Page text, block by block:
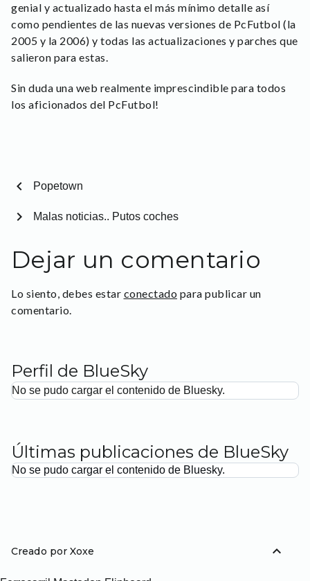
genial y actualizado hasta el más mínimo detalle así
como pendientes de las nuevas versiones de PcFutbol (la
2005 y la 2006) y todas las actualizaciones y parches que
salieron para estas.
Sin duda una web realmente imprescindible para todos
los aficionados del PcFutbol!
chevron_left Popetown
Malas noticias.. Putos coches
chevron_right
Dejar un comentario
Lo siento, debes estar conectado para publicar un
comentario.
Perfil de BlueSky
No se pudo cargar el contenido de Bluesky.
Últimas publicaciones de BlueSky
No se pudo cargar el contenido de Bluesky.
Creado por Xoxe expand_less